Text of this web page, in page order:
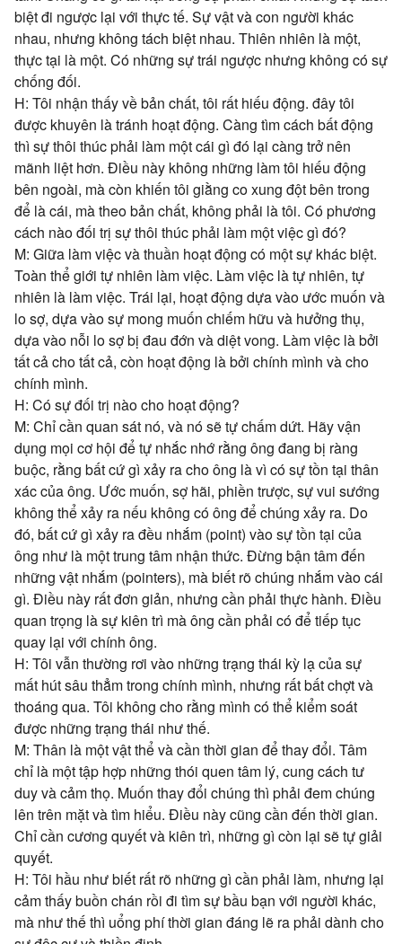
biệt đi ngược lại với thực tế. Sự vật và con người khác
nhau, nhưng không tách biệt nhau. Thiên nhiên là một,
thực tại là một. Có những sự trái ngược nhưng không có sự
chống đối.
H: Tôi nhận thấy về bản chất, tôi rất hiếu động. đây tôi
được khuyên là tránh hoạt động. Càng tìm cách bất động
thì sự thôi thúc phải làm một cái gì đó lại càng trở nên
mãnh liệt hơn. Điều này không những làm tôi hiếu động
bên ngoài, mà còn khiến tôi giằng co xung đột bên trong
để là cái, mà theo bản chất, không phải là tôi. Có phương
cách nào đối trị sự thôi thúc phải làm một việc gì đó?
M: Giữa làm việc và thuần hoạt động có một sự khác biệt.
Toàn thể giới tự nhiên làm việc. Làm việc là tự nhiên, tự
nhiên là làm việc. Trái lại, hoạt động dựa vào ước muốn và
lo sợ, dựa vào sự mong muốn chiếm hữu và hưởng thụ,
dựa vào nỗi lo sợ bị đau đớn và diệt vong. Làm việc là bởi
tất cả cho tất cả, còn hoạt động là bởi chính mình và cho
chính mình.
H: Có sự đối trị nào cho hoạt động?
M: Chỉ cần quan sát nó, và nó sẽ tự chấm dứt. Hãy vận
dụng mọi cơ hội để tự nhắc nhớ rằng ông đang bị ràng
buộc, rằng bất cứ gì xảy ra cho ông là vì có sự tồn tại thân
xác của ông. Ước muốn, sợ hãi, phiền trược, sự vui sướng
không thể xảy ra nếu không có ông để chúng xảy ra. Do
đó, bất cứ gì xảy ra đều nhắm (point) vào sự tồn tại của
ông như là một trung tâm nhận thức. Đừng bận tâm đến
những vật nhắm (pointers), mà biết rõ chúng nhắm vào cái
gì. Điều này rất đơn giản, nhưng cần phải thực hành. Điều
quan trọng là sự kiên trì mà ông cần phải có để tiếp tục
quay lại với chính ông.
H: Tôi vẫn thường rơi vào những trạng thái kỳ lạ của sự
mất hút sâu thẳm trong chính mình, nhưng rất bất chợt và
thoáng qua. Tôi không cho rằng mình có thể kiểm soát
được những trạng thái như thế.
M: Thân là một vật thể và cần thời gian để thay đổi. Tâm
chỉ là một tập hợp những thói quen tâm lý, cung cách tư
duy và cảm thọ. Muốn thay đổi chúng thì phải đem chúng
lên trên mặt và tìm hiểu. Điều này cũng cần đến thời gian.
Chỉ cần cương quyết và kiên trì, những gì còn lại sẽ tự giải
quyết.
H: Tôi hầu như biết rất rõ những gì cần phải làm, nhưng lại
cảm thấy buồn chán rồi đi tìm sự bầu bạn với người khác,
mà như thế thì uổng phí thời gian đáng lẽ ra phải dành cho